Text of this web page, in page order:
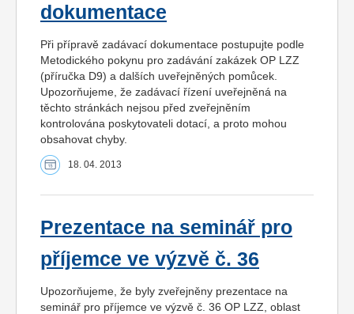
dokumentace
Při přípravě zadávací dokumentace postupujte podle
Metodického pokynu pro zadávání zakázek OP LZZ
(příručka D9) a dalších uveřejněných pomůcek.
Upozorňujeme, že zadávací řízení uveřejněná na
těchto stránkách nejsou před zveřejněním
kontrolována poskytovateli dotací, a proto mohou
obsahovat chyby.
18. 04. 2013
Prezentace na seminář pro
příjemce ve výzvě č. 36
Upozorňujeme, že byly zveřejněny prezentace na
seminář pro příjemce ve výzvě č. 36 OP LZZ, oblast